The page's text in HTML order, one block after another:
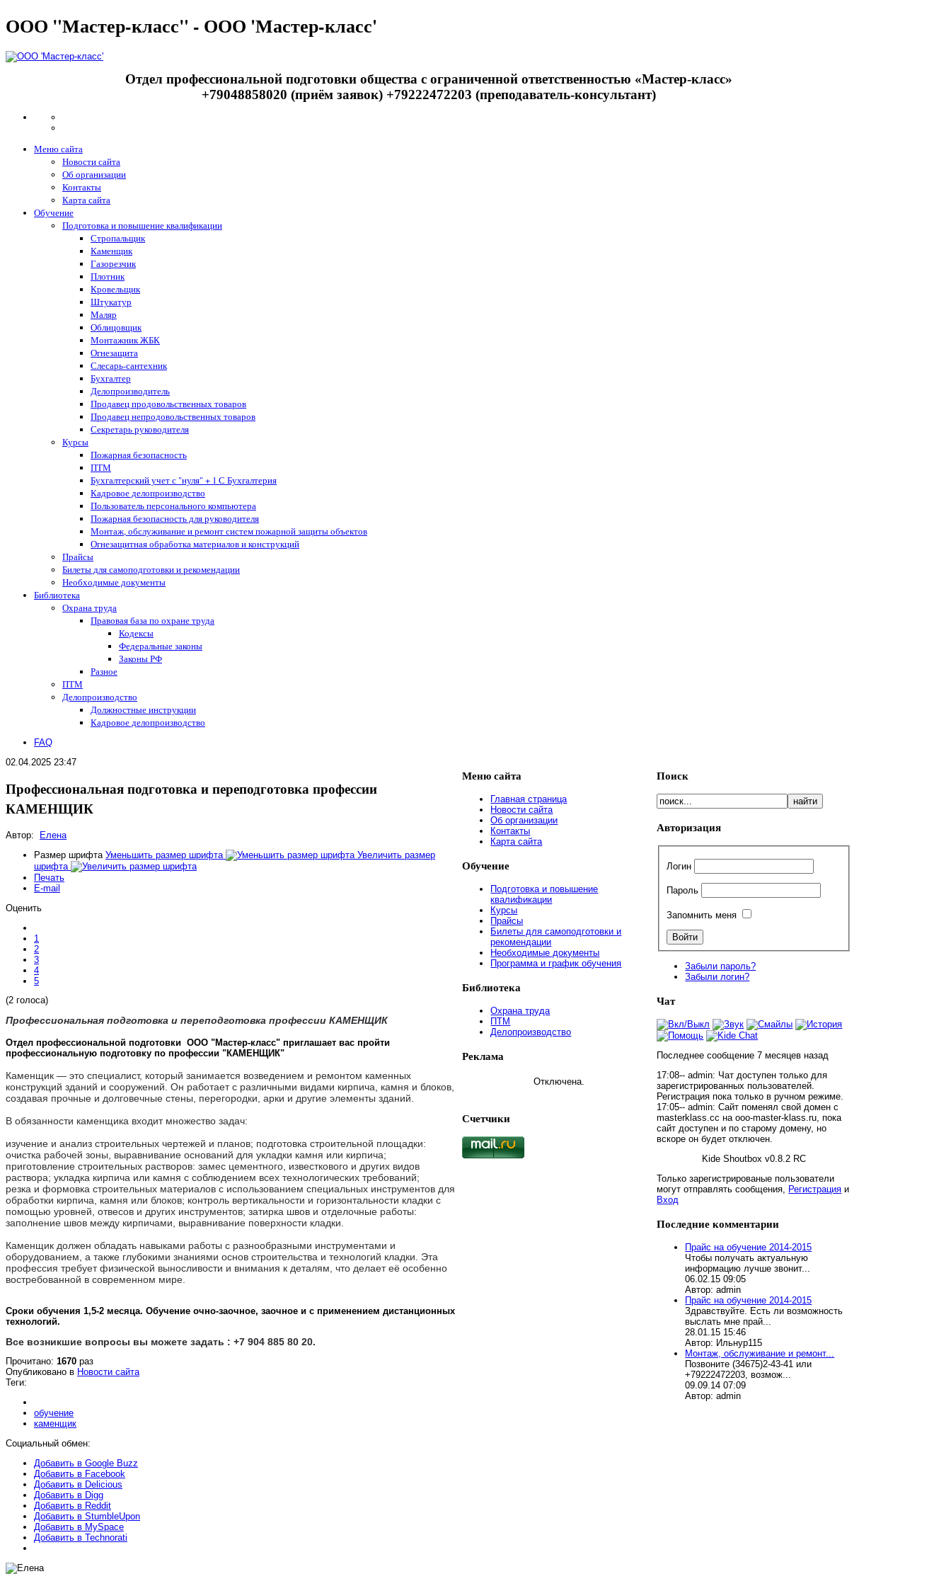
ООО "Мастер-класс" - ООО 'Мастер-класс'
Отдел профессиональной подготовки общества с ограниченной ответственностью «Мастер-класс»
+79048858020 (приём заявок) +79222472203 (преподаватель-консультант)
Меню сайта
Новости сайта
Об организации
Контакты
Карта сайта
Обучение
Подготовка и повышение квалификации
Стропальщик
Каменщик
Газорезчик
Плотник
Кровельщик
Штукатур
Маляр
Облицовщик
Монтажник ЖБК
Огнезащита
Слесарь-сантехник
Бухгалтер
Делопроизводитель
Продавец продовольственных товаров
Продавец непродовольственных товаров
Секретарь руководителя
Курсы
Пожарная безопасность
ПТМ
Бухгалтерский учет с "нуля" + 1 С Бухгалтерия
Кадровое делопроизводство
Пользователь персонального компьютера
Пожарная безопасность для руководителя
Монтаж, обслуживание и ремонт систем пожарной защиты объектов
Огнезащитная обработка материалов и конструкций
Прайсы
Билеты для самоподготовки и рекомендации
Необходимые документы
Библиотека
Охрана труда
Правовая база по охране труда
Кодексы
Федеральные законы
Законы РФ
Разное
ПТМ
Делопроизводство
Должностные инструкции
Кадровое делопроизводство
FAQ
02.04.2025 23:47
Профессиональная подготовка и переподготовка профессии
КАМЕНЩИК
Автор:
Елена
Размер шрифта Уменьшить размер шрифта
Увеличить размер
шрифта
Печать
E-mail
Оценить
1
2
3
4
5
(2 голоса)
Профессиональная подготовка и переподготовка профессии КАМЕНЩИК
Отдел профессиональной подготовки ООО "Мастер-класс" приглашает вас пройти
профессиональную подготовку по профессии "КАМЕНЩИК"
Каменщик — это специалист, который занимается возведением и ремонтом каменных
конструкций зданий и сооружений. Он работает с различными видами кирпича, камня и блоков,
создавая прочные и долговечные стены, перегородки, арки и другие элементы зданий.
В обязанности каменщика входит множество задач:
изучение и анализ строительных чертежей и планов; подготовка строительной площадки:
очистка рабочей зоны, выравнивание оснований для укладки камня или кирпича;
приготовление строительных растворов: замес цементного, известкового и других видов
раствора; укладка кирпича или камня с соблюдением всех технологических требований;
резка и формовка строительных материалов с использованием специальных инструментов для
обработки кирпича, камня или блоков; контроль вертикальности и горизонтальности кладки с
помощью уровней, отвесов и других инструментов; затирка швов и отделочные работы:
заполнение швов между кирпичами, выравнивание поверхности кладки.
Каменщик должен обладать навыками работы с разнообразными инструментами и
оборудованием, а также глубокими знаниями основ строительства и технологий кладки. Эта
профессия требует физической выносливости и внимания к деталям, что делает её особенно
востребованной в современном мире.
Сроки обучения 1,5-2 месяца. Обучение очно-заочное, заочное и с применением дистанционных
технологий.
Все возникшие вопросы вы можете задать : +7 904 885 80 20.
Прочитано: 1670 раз
Опубликовано в Новости сайта
Теги:
обучение
каменщик
Социальный обмен:
Добавить в Google Buzz
Добавить в Facebook
Добавить в Delicious
Добавить в Digg
Добавить в Reddit
Добавить в StumbleUpon
Добавить в MySpace
Добавить в Technorati
Менюсайта
Главная страница
Новости сайта
Об организации
Контакты
Карта сайта
Обучение
Подготовка и повышение
квалификации
Курсы
Прайсы
Билеты для самоподготовки и
рекомендации
Необходимые документы
Программа и график обучения
Библиотека
Охрана труда
ПТМ
Делопроизводство
Реклама
Отключена.
Счетчики
Поиск
Авторизация
Логин
Пароль
Запомнить меня
Забыли пароль?
Забыли логин?
Чат
Последнее сообщение 7 месяцев назад
17:08-- admin: Чат доступен только для
зарегистрированных пользователей.
Регистрация пока только в ручном режиме.
17:05-- admin:Сайт поменял свой домен с
masterklass.cc на ooo-master-klass.ru, пока
сайт доступен и по старому домену, но
вскоре он будет отключен.
Kide Shoutbox v0.8.2 RC
Только зарегистрированые пользователи
могут отправлять сообщения, Регистрация и
Вход
Последниекомментарии
Прайс на обучение 2014-2015
Чтобы получать актуальную
информацию лучше звонит...
06.02.15 09:05
Автор: admin
Прайс на обучение 2014-2015
Здравствуйте. Есть ли возможность
выслать мне прай...
28.01.15 15:46
Автор: Ильнур115
Монтаж, обслуживание и ремонт...
Позвоните (34675)2-43-41 или
+79222472203, возмож...
09.09.14 07:09
Автор: admin